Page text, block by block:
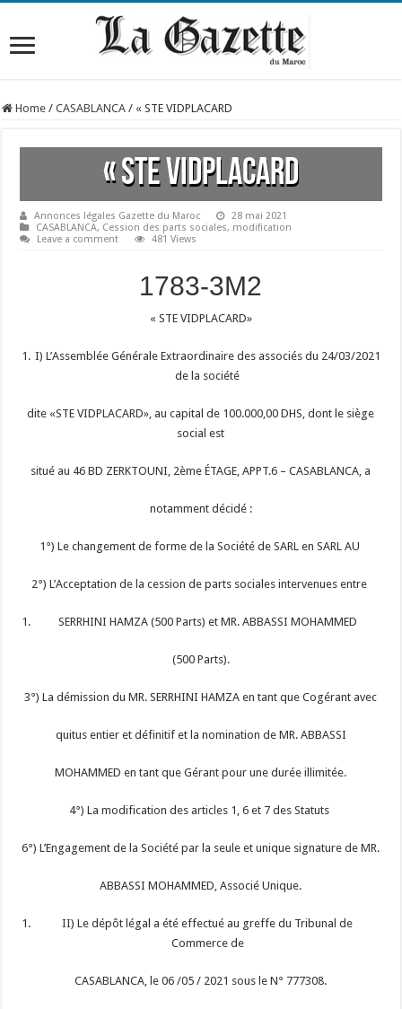
Home / CASABLANCA / « STE VIDPLACARD
« STE VIDPLACARD
Annonces légales Gazette du Maroc
28 mai 2021
CASABLANCA, Cession des parts sociales, modification
Leave a comment
481 Views
1783-3M2
« STE VIDPLACARD»
I) L’Assemblée Générale Extraordinaire des associés du 24/03/2021
de la société
dite «STE VIDPLACARD», au capital de 100.000,00 DHS, dont le siège
social est
situé au 46 BD ZERKTOUNI, 2ème ÉTAGE, APPT.6 – CASABLANCA, a
notamment décidé :
1°) Le changement de forme de la Société de SARL en SARL AU
2°) L’Acceptation de la cession de parts sociales intervenues entre
SERRHINI HAMZA (500 Parts) et MR. ABBASSI MOHAMMED
(500 Parts).
3°) La démission du MR. SERRHINI HAMZA en tant que Cogérant avec
quitus entier et définitif et la nomination de MR. ABBASSI
MOHAMMED en tant que Gérant pour une durée illimitée.
4°) La modification des articles 1, 6 et 7 des Statuts
6°) L’Engagement de la Société par la seule et unique signature de MR.
ABBASSI MOHAMMED, Associé Unique.
II) Le dépôt légal a été effectué au greffe du Tribunal de
Commerce de
CASABLANCA, le 06 /05 / 2021 sous le N° 777308.